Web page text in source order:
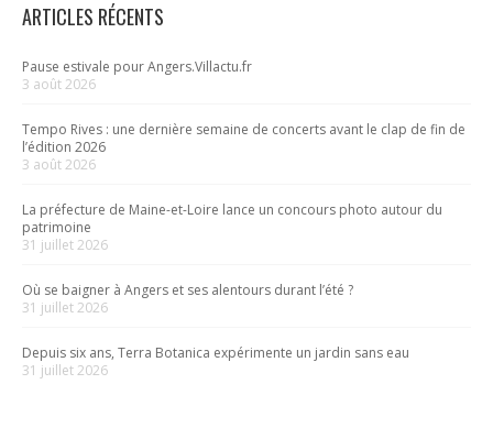
ARTICLES RÉCENTS
Pause estivale pour Angers.Villactu.fr
3 août 2026
Tempo Rives : une dernière semaine de concerts avant le clap de fin de
l’édition 2026
3 août 2026
La préfecture de Maine-et-Loire lance un concours photo autour du
patrimoine
31 juillet 2026
Où se baigner à Angers et ses alentours durant l’été ?
31 juillet 2026
Depuis six ans, Terra Botanica expérimente un jardin sans eau
31 juillet 2026